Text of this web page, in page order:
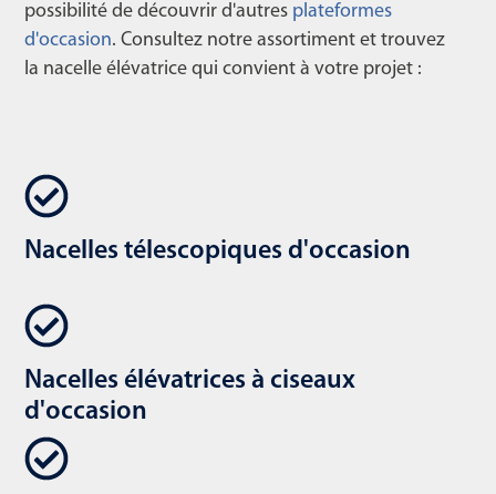
possibilité de découvrir d'autres plateformes
d'occasion. Consultez notre assortiment et trouvez
la nacelle élévatrice qui convient à votre projet :
Nacelles télescopiques d'occasion
Nacelles élévatrices à ciseaux
d'occasion